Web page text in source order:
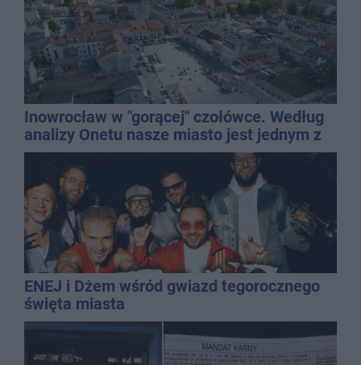
Inowrocław w "gorącej" czołówce. Według
analizy Onetu nasze miasto jest jednym z
najbardziej narażonych na upały
ENEJ i Dżem wśród gwiazd tegorocznego
święta miasta